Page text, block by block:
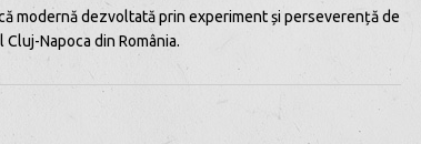
modernă dezvoltată prin experiment și perseverență de
Napoca din România.